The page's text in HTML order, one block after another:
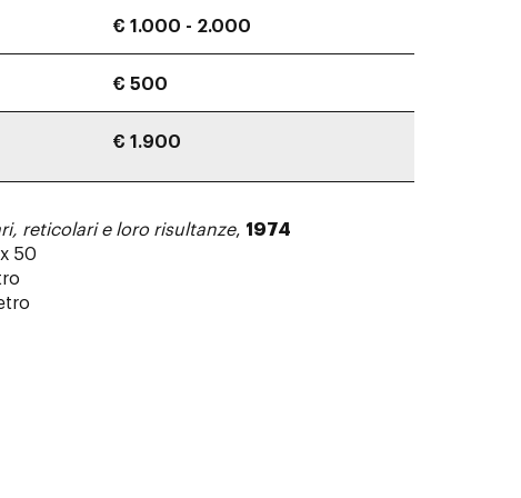
€ 1.000 - 2.000
€ 500
€ 1.900
reticolari e loro risultanze, 1974
50